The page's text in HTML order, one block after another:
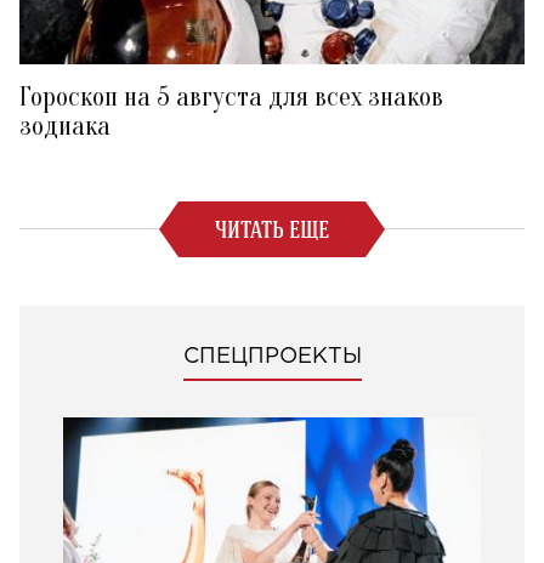
Гороскоп на 5 августа для всех знаков
зодиака
ЧИТАТЬ ЕЩЕ
СПЕЦПРОЕКТЫ